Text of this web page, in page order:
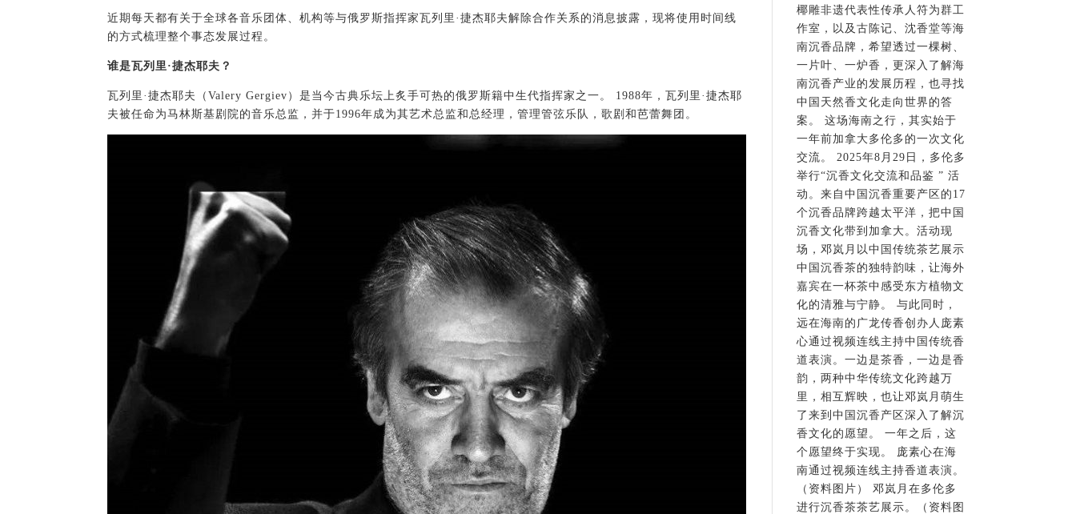
近期每天都有关于全球各音乐团体、机构等与俄罗斯指挥家瓦列里·捷杰耶夫解除合作关系的消息披露，现将使用时间线
的方式梳理整个事态发展过程。
谁是瓦列里·捷杰耶夫？
瓦列里·捷杰耶夫（Valery Gergiev）是当今古典乐坛上炙手可热的俄罗斯籍中生代指挥家之一。 1988年，瓦列里·捷杰耶
夫被任命为马林斯基剧院的音乐总监，并于1996年成为其艺术总监和总经理，管理管弦乐队，歌剧和芭蕾舞团。
椰雕非遗代表性传承人符为群工
作室，以及古陈记、沈香堂等海
南沉香品牌，希望透过一棵树、
一片叶、一炉香，更深入了解海
南沉香产业的发展历程，也寻找
中国天然香文化走向世界的答
案。 这场海南之行，其实始于
一年前加拿大多伦多的一次文化
交流。 2025年8月29日，多伦多
举行“沉香文化交流和品鉴 ” 活
动。来自中国沉香重要产区的17
个沉香品牌跨越太平洋，把中国
沉香文化带到加拿大。活动现
场，邓岚月以中国传统茶艺展示
中国沉香茶的独特韵味，让海外
嘉宾在一杯茶中感受东方植物文
化的清雅与宁静。 与此同时，
远在海南的广龙传香创办人庞素
心通过视频连线主持中国传统香
道表演。一边是茶香，一边是香
韵，两种中华传统文化跨越万
里，相互辉映，也让邓岚月萌生
了来到中国沉香产区深入了解沉
香文化的愿望。 一年之后，这
个愿望终于实现。 庞素心在海
南通过视频连线主持香道表演。
（资料图片） 邓岚月在多伦多
进行沉香茶茶艺展示。（资料图